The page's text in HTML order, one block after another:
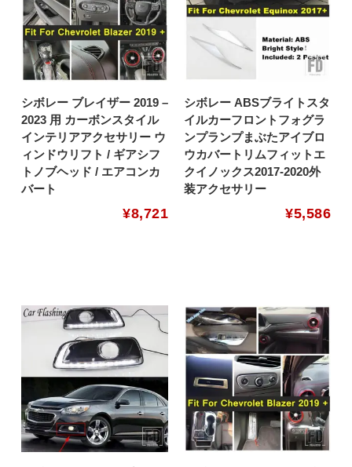
シボレー ブレイザー 2019 –
2023 用 カーボンスタイル
インテリアアクセサリー ウ
ィンドウリフト / ギアシフ
トノブヘッド / エアコンカ
バート
¥8,721
シボレー ABSブライトスタ
イルカーフロントフォグラ
ンプランプまぶたアイブロ
ウカバートリムフィットエ
クイノックス2017-2020外
装アクセサリー
¥5,586